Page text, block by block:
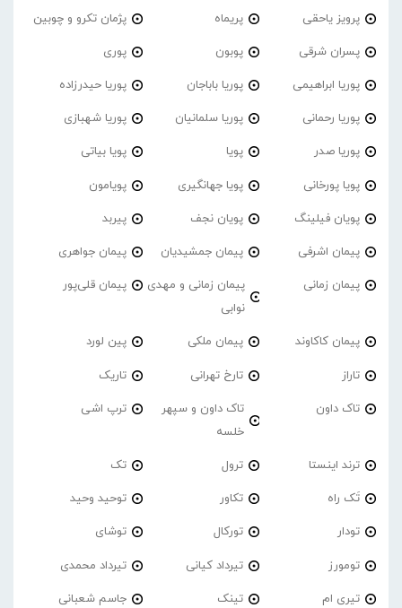
پرویز یاحقی پریماه پژمان تکرو و چوبین
پسران شرقی پوبون پوری
پوریا ابراهیمی پوریا باباجان پوریا حیدرزاده
پوریا رحمانی پوریا سلمانیان پوریا شهبازی
پوریا صدر پویا پویا بیاتی
پویا پورخانی پویا جهانگیری پویامون
پویان فیلینگ پویان نجف پیربد
پیمان اشرفی پیمان جمشیدیان پیمان جواهری
پیمان زمانی
پیمان زمانی و مهدی
نوابی
پیمان قلی‌پور
پیمان کاکاوند پیمان ملکی پین لورد
تاراز تارخ تهرانی تاریک
تاک داون
تاک داون و سپهر
خلسه
ترپ اشی
ترند اینستا ترول تک
تَک راه تکاور توحید وحید
تودار تورکال توشای
تومورز تیرداد کیانی تیرداد محمدی
تیری ام تینک جاسم شعبانی